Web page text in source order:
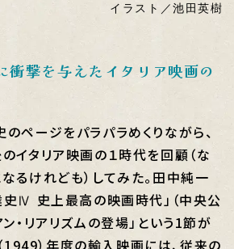
イラスト／池田英樹
撃を与えたイタリア映画の
ページをパラパラめくりながら、
イタリア映画の１時代を回顧（な
るけれども）してみた。田中純一
Ⅳ 史上最高の映画時代」（中央公
ン・リアリズムの登場」という1節が
1949）年度の輸入映画には、従来の